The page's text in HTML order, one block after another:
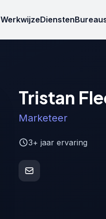
WerkwijzeDiensten
Tristan
Marketeer
3+ jaar ervaring